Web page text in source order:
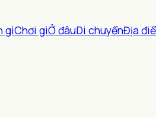
gìChơi gìỞ đâuDi chuyểnĐịa